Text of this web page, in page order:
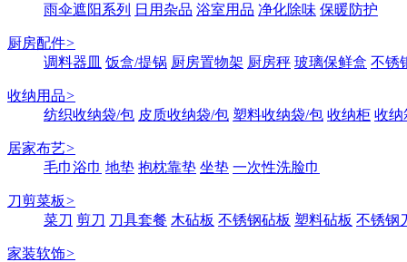
雨伞遮阳系列
日用杂品 浴室用品 净化除味 保暖防护
厨房配件>
调料器皿 饭盒/提锅 厨房置物架 厨房秤 玻璃保鲜盒 不锈
收纳用品>
纺织收纳袋/包 皮质收纳袋/包 塑料收纳袋/包 收纳柜 收纳
居家布艺>
毛巾浴巾 地垫 抱枕靠垫 坐垫 一次性洗脸巾
刀剪菜板>
菜刀 剪刀 刀具套餐 木砧板 不锈钢砧板 塑料砧板 不锈钢
家装软饰>